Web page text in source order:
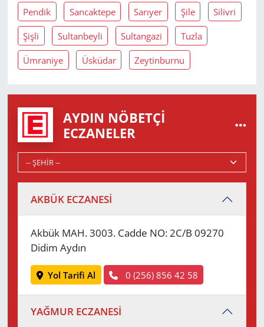
Pendik Sancaktepe Sarıyer Şile Silivri
Şişli Sultanbeyli Sultangazi Tuzla
Ümraniye Üsküdar Zeytinburnu
AYDIN NÖBETÇI
ECZANELER
AKBÜK ECZANESİ
Akbük MAH. 3003. Cadde NO: 2C/B 09270
Didim Aydın
Yol Tarifi Al 0 (256) 856 42 58
YAĞMUR ECZANESİ